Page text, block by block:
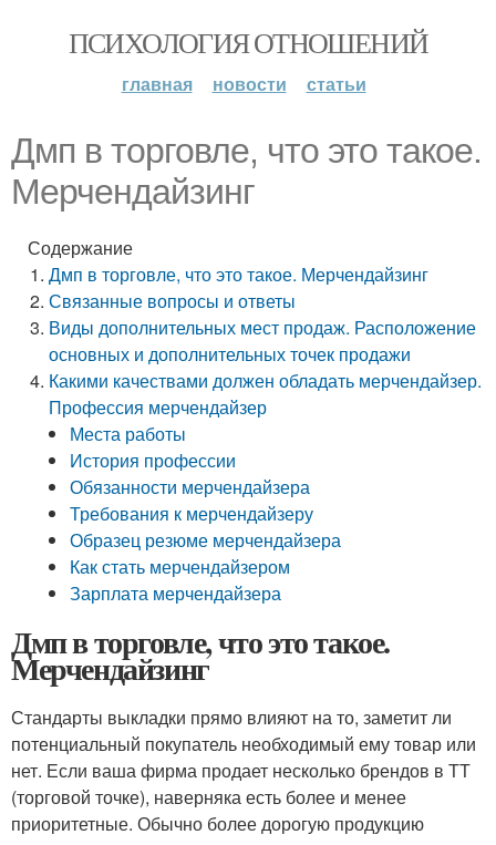
ПСИХОЛОГИЯ ОТНОШЕНИЙ
главная новости статьи
Дмп в торговле, что это такое.
Мерчендайзинг
Содержание
Дмп в торговле, что это такое. Мерчендайзинг
Связанные вопросы и ответы
Виды дополнительных мест продаж. Расположение
основных и дополнительных точек продажи
Какими качествами должен обладать мерчендайзер.
Профессия мерчендайзер
Места работы
История профессии
Обязанности мерчендайзера
Требования к мерчендайзеру
Образец резюме мерчендайзера
Как стать мерчендайзером
Зарплата мерчендайзера
Дмп в торговле, что это такое.
Мерчендайзинг
Стандарты выкладки прямо влияют на то, заметит ли
потенциальный покупатель необходимый ему товар или
нет. Если ваша фирма продает несколько брендов в ТТ
(торговой точке), наверняка есть более и менее
приоритетные. Обычно более дорогую продукцию